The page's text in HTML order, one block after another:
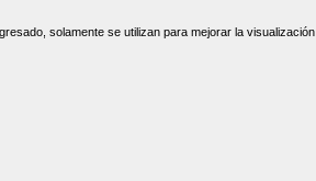
solamente se utilizan para mejorar la visualización